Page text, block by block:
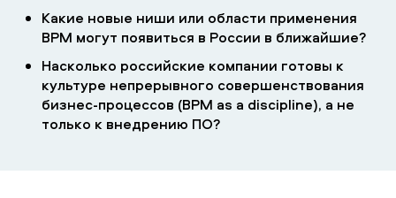
Какие новые ниши или области применения
BPM могут появиться в России в ближайшие?
Насколько российские компании готовы к
культуре непрерывного совершенствования
бизнес-процессов (BPM as a discipline), а не
только к внедрению ПО?